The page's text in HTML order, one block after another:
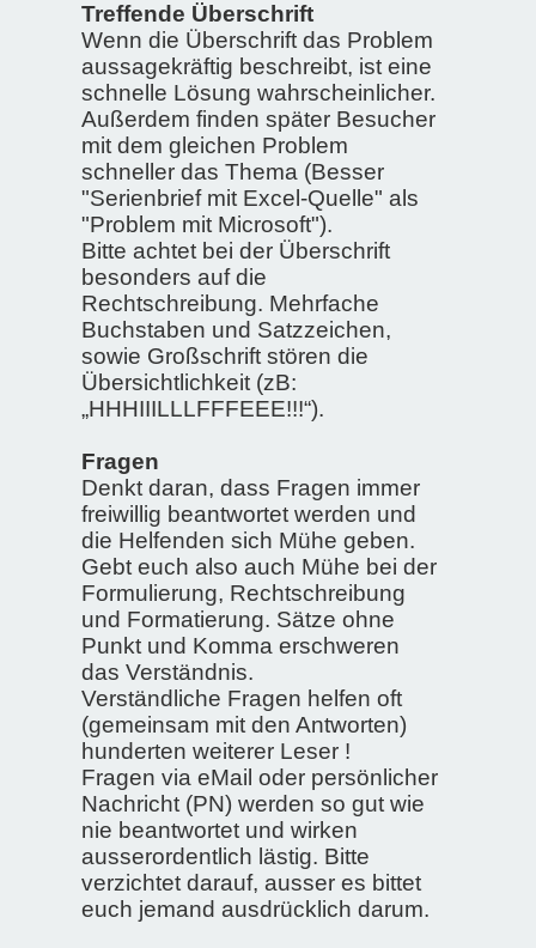
Treffende Überschrift
Wenn die Überschrift das Problem
aussagekräftig beschreibt, ist eine
schnelle Lösung wahrscheinlicher.
Außerdem finden später Besucher
mit dem gleichen Problem
schneller das Thema (Besser
"Serienbrief mit Excel-Quelle" als
"Problem mit Microsoft").
Bitte achtet bei der Überschrift
besonders auf die
Rechtschreibung. Mehrfache
Buchstaben und Satzzeichen,
sowie Großschrift stören die
Übersichtlichkeit (zB:
„HHHIIILLLFFFEEE!!!“).
Fragen
Denkt daran, dass Fragen immer
freiwillig beantwortet werden und
die Helfenden sich Mühe geben.
Gebt euch also auch Mühe bei der
Formulierung, Rechtschreibung
und Formatierung. Sätze ohne
Punkt und Komma erschweren
das Verständnis.
Verständliche Fragen helfen oft
(gemeinsam mit den Antworten)
hunderten weiterer Leser !
Fragen via eMail oder persönlicher
Nachricht (PN) werden so gut wie
nie beantwortet und wirken
ausserordentlich lästig. Bitte
verzichtet darauf, ausser es bittet
euch jemand ausdrücklich darum.